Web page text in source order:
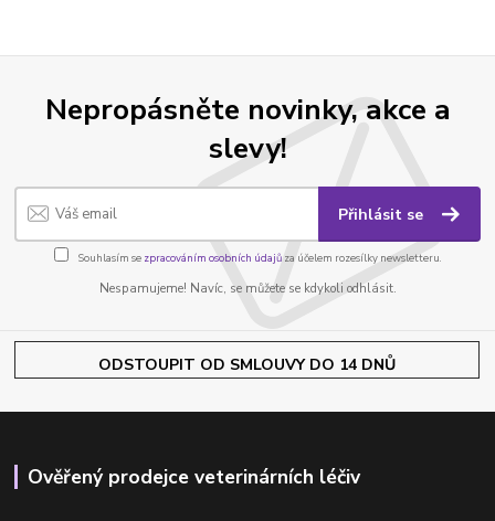
Nepropásněte novinky, akce a
slevy!
Přihlásit se
Souhlasím se zpracováním osobních údajůza účelem rozesílky newsletteru.
Nespamujeme! Navíc, se můžete se kdykoli odhlásit.
ODSTOUPIT OD SMLOUVY DO 14 DNŮ
Ověřený prodejce veterinárních léčiv